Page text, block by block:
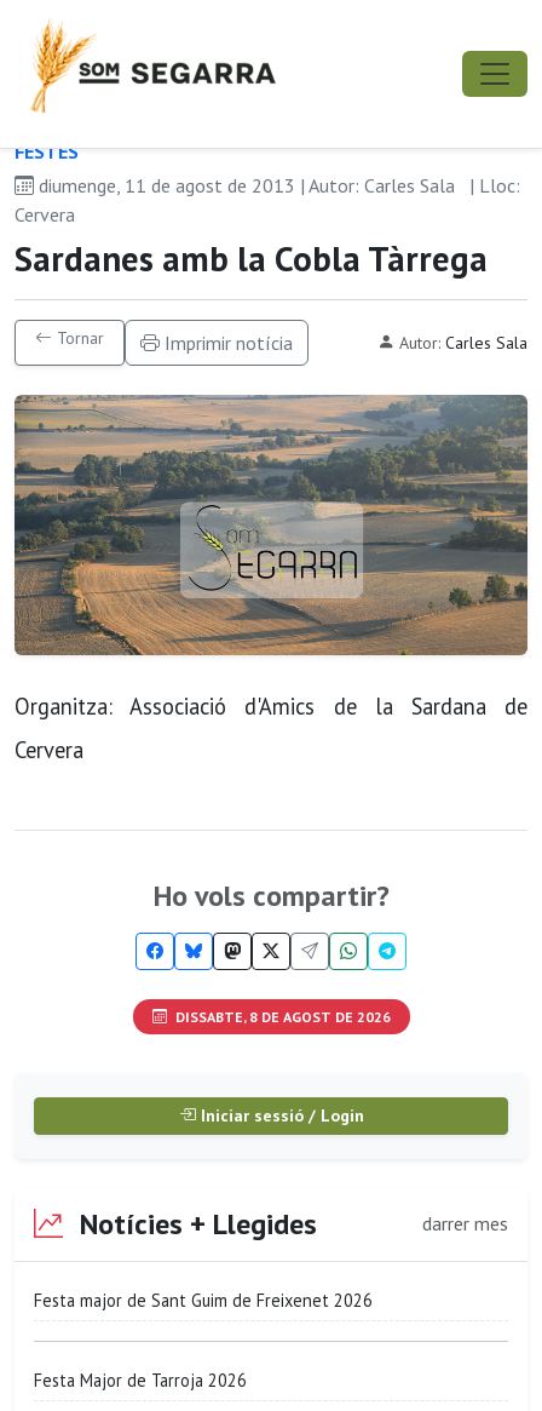
FESTES
diumenge, 11 de agost de 2013 | Autor: Carles Sala
| Lloc:
Cervera
Sardanes amb la Cobla Tàrrega
Tornar Imprimir notícia Autor: Carles Sala
Organitza: Associació d'Amics de la Sardana de
Cervera
Ho vols compartir?
DISSABTE, 8 DE AGOST DE 2026
Iniciar sessió / Login
Notícies + Llegides darrer mes
Festa major de Sant Guim de Freixenet 2026
Festa Major de Tarroja 2026